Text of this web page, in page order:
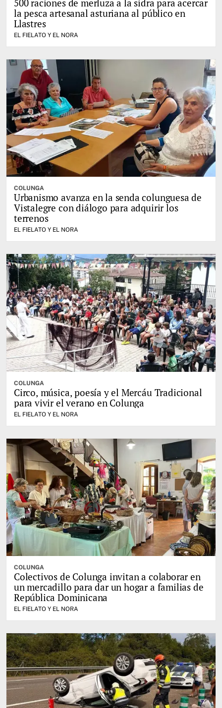
500 raciones de merluza a la sidra para acercar
la pesca artesanal asturiana al público en
Llastres
EL FIELATO Y EL NORA
COLUNGA
Urbanismo avanza en la senda colunguesa de
Vistalegre con diálogo para adquirir los
terrenos
EL FIELATO Y EL NORA
COLUNGA
Circo, música, poesía y el Mercáu Tradicional
para vivir el verano en Colunga
EL FIELATO Y EL NORA
COLUNGA
Colectivos de Colunga invitan a colaborar en
un mercadillo para dar un hogar a familias de
República Dominicana
EL FIELATO Y EL NORA